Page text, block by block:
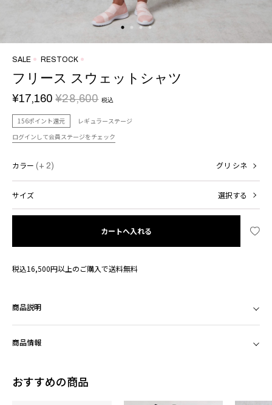
SALE RESTOCK
フリース スウェットシャツ
¥17,160 ¥28,600 税込
156ポイント還元
レギュラーステージ
ログインして会員ステージをチェック
カラー (+ 2) グリ シネ
サイズ 選択する
カートへ入れる
税込16,500円以上のご購入で送料無料
商品説明
商品情報
おすすめの商品